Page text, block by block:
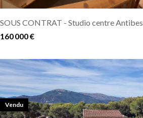
SOUS CONTRAT - Studio centre Antibes
160 000 €
Vendu